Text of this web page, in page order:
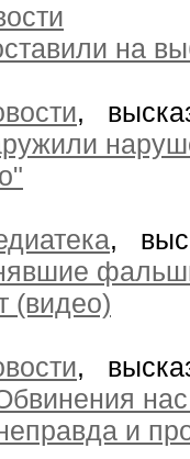
на
,
,
(видео)
,
и